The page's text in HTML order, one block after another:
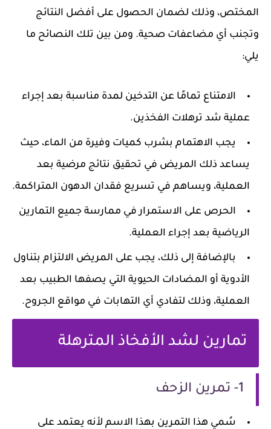
المختص، وذلك لضمان الحصول على أفضل النتائج
وتجنب أي مضاعفات صحية. ومن بين تلك النصائح ما
يلي:
الامتناع تمامًا عن التدخين لمدة مناسبة بعد إجراء
عملية شد ترهلات الفخذين.
يجب الاهتمام بشرب كميات وفيرة من الماء، حيث
يساعد ذلك المريض في تحقيق نتائج مرضية بعد
العملية، ويساهم في تسريع فقدان الدهون المتراكمة.
الحرص على الاستمرار في ممارسة جميع التمارين
الرياضية بعد إجراء العملية.
بالإضافة إلى ذلك، يجب على المريض الالتزام بتناول
الأدوية أو المضادات الحيوية التي يصفها الطبيب بعد
العملية، وذلك لتفادي أي التهابات في مواقع الجروح.
تمارين لشد الأفخاذ المترهلة
1- تمرين الزحف
سُمي هذا التمرين بهذا الاسم لأنه يعتمد على